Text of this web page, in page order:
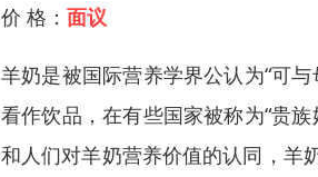
价 格： 面议
羊奶是被国际营养学界公认为“可
看作饮品，在有些国家被称为“贵
和人们对羊奶营养价值的认同，羊